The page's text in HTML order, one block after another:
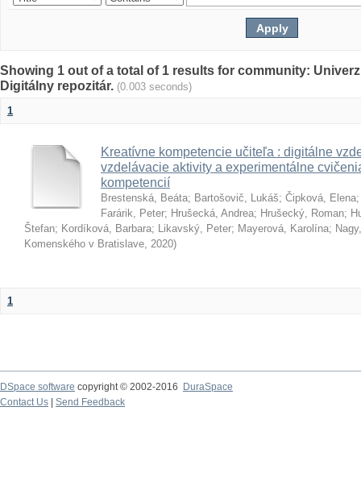
Showing 1 out of a total of 1 results for community:
Digitálny repozitár. (0.003 seconds)
1
Kreatívne kompetencie učiteľa : digitálne
vzdelávacie aktivity a experimentálne
kompetencií
Brestenská, Beáta; Bartošovič, Lukáš; Čipková, Elena
Farárik, Peter; Hrušecká, Andrea; Hrušecký, Roman;
Štefan; Kordíková, Barbara; Likavský, Peter; Mayerová, Karolína;
Komenského v Bratislave, 2020)
1
DSpace software copyright © 2002-2016
DuraSpace
Contact Us
Send Feedback